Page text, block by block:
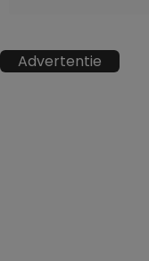
Advertentie